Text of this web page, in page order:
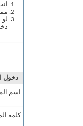
دخول
اسم
كلمة